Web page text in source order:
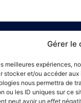
Gérer le
meilleures expériences,
stocker et/ou accéder
nous permettra de
ou les ID uniques sur ce
peut avoir un effet
à 16h00